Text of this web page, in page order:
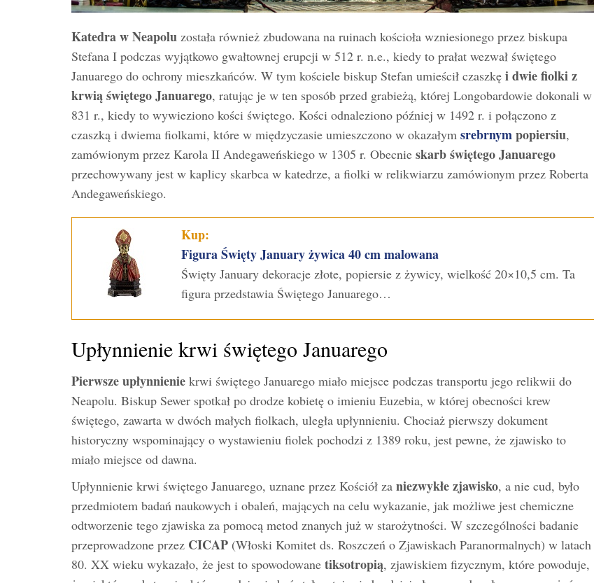
Katedra w Neapolu została również zbudowana na ruinach kościoła wzniesionego przez biskupa
Stefana I podczas wyjątkowo gwałtownej erupcji w 512 r. n.e., kiedy to prałat wezwał świętego
Januarego do ochrony mieszkańców. W tym kościele biskup Stefan umieścił czaszkę i dwie fiolki z
krwią świętego Januarego, ratując je w ten sposób przed grabieżą, której Longobardowie dokonali w
831 r., kiedy to wywieziono kości świętego. Kości odnaleziono później w 1492 r. i połączono z
czaszką i dwiema fiolkami, które w międzyczasie umieszczono w okazałym srebrnympopiersiu,
zamówionym przez Karola II Andegaweńskiego w 1305 r. Obecnie skarb świętego Januarego
przechowywany jest w kaplicy skarbca w katedrze, a fiolki w relikwiarzu zamówionym przez Roberta
Andegaweńskiego.
Kup:
Figura Święty January żywica 40 cm malowana
Święty January dekoracje złote, popiersie z żywicy, wielkość 20×10,5 cm. Ta
figura przedstawia Świętego Januarego…
Upłynnienie krwi świętego Januarego
Pierwsze upłynnienie krwi świętego Januarego miało miejsce podczas transportu jego relikwii do
Neapolu. Biskup Sewer spotkał po drodze kobietę o imieniu Euzebia, w której obecności krew
świętego, zawarta w dwóch małych fiolkach, uległa upłynnieniu. Chociaż pierwszy dokument
historyczny wspominający o wystawieniu fiolek pochodzi z 1389 roku, jest pewne, że zjawisko to
miało miejsce od dawna.
Upłynnienie krwi świętego Januarego, uznane przez Kościół za niezwykłe zjawisko, a nie cud, było
przedmiotem badań naukowych i obaleń, mających na celu wykazanie, jak możliwe jest chemiczne
odtworzenie tego zjawiska za pomocą metod znanych już w starożytności. W szczególności badanie
przeprowadzone przez CICAP (Włoski Komitet ds. Roszczeń o Zjawiskach Paranormalnych) w latach
80. XX wieku wykazało, że jest to spowodowane tiksotropią, zjawiskiem fizycznym, które powoduje,